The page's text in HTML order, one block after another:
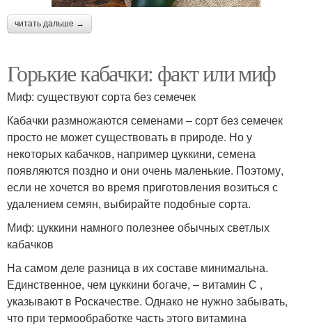
читать дальше →
Горькие кабачки: факт или миф
Миф: существуют сорта без семечек
Кабачки размножаются семенами – сорт без семечек
просто не может существовать в природе. Но у
некоторых кабачков, например цуккини, семена
появляются поздно и они очень маленькие. Поэтому,
если не хочется во время приготовления возиться с
удалением семян, выбирайте подобные сорта.
Миф: цуккини намного полезнее обычных светлых
кабачков
На самом деле разница в их составе минимальна.
Единственное, чем цуккини богаче, – витамин С ,
указывают в Роскачестве. Однако не нужно забывать,
что при термообработке часть этого витамина